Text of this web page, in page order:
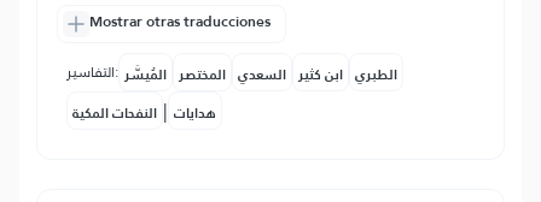
Mostrar otras traducciones
التفاسير: المُيسَّر المختصر السعدي ابن كثير الطبري
النفحات المكية | هدايات